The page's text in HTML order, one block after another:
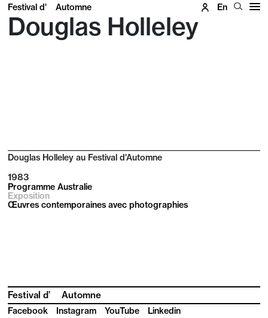
Festival d' Automne En
Douglas Holleley
Douglas Holleley au Festival d'Automne
1983
Programme Australie
Exposition
Œuvres contemporaines avec photographies
Festival d’ Automne
Facebook Instagram YouTube
Linkedin